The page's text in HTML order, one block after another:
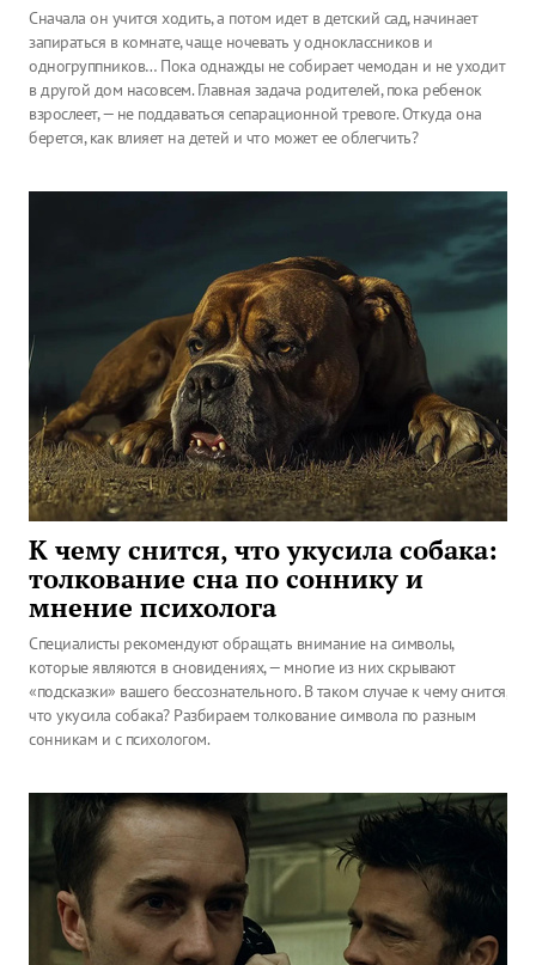
Сначала он учится ходить, а потом идет в детский сад, начинает
запираться в комнате, чаще ночевать у одноклассников и
одногруппников… Пока однажды не собирает чемодан и не уходит
в другой дом насовсем. Главная задача родителей, пока ребенок
взрослеет, — не поддаваться сепарационной тревоге. Откуда она
берется, как влияет на детей и что может ее облегчить?
К чему снится, что укусила собака:
толкование сна по соннику и
мнение психолога
Специалисты рекомендуют обращать внимание на символы,
которые являются в сновидениях, — многие из них скрывают
«подсказки» вашего бессознательного. В таком случае к чему снится,
что укусила собака? Разбираем толкование символа по разным
сонникам и с психологом.